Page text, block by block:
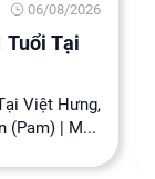
06/08/2026
Tuổi Tại
Việt Hưng,
(Pam) | M...